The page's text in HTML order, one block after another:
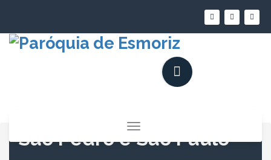
conteúdo
Alternar
a
São Pedro e São Paulo